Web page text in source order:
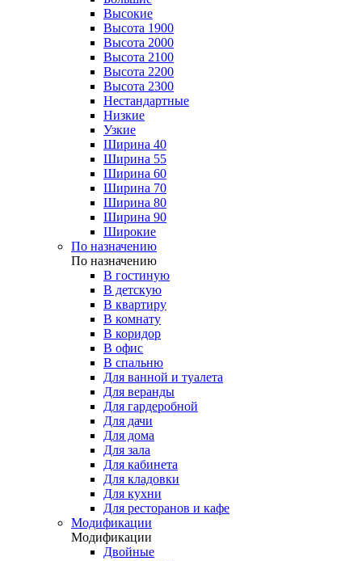
Высокие
Высота 1900
Высота 2000
Высота 2100
Высота 2200
Высота 2300
Нестандартные
Низкие
Узкие
Ширина 40
Ширина 55
Ширина 60
Ширина 70
Ширина 80
Ширина 90
Широкие
По назначению
По назначению
В гостиную
В детскую
В квартиру
В комнату
В коридор
В офис
В спальню
Для ванной и туалета
Для веранды
Для гардеробной
Для дачи
Для дома
Для зала
Для кабинета
Для кладовки
Для кухни
Для ресторанов и кафе
Модификации
Модификации
Двойные